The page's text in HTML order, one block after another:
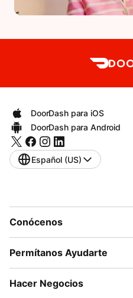
DoorDash para iOS
DoorDash para Android
Español (US)
Conócenos
Permítanos Ayudarte
Hacer Negocios